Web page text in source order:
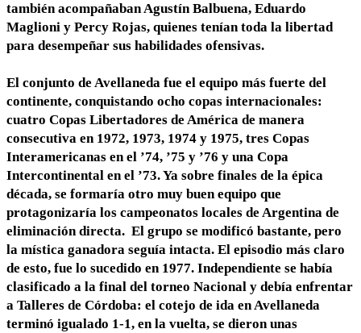
también acompañaban Agustín Balbuena, Eduardo
Maglioni y Percy Rojas, quienes tenían toda la libertad
para desempeñar sus habilidades ofensivas.
El conjunto de Avellaneda fue el equipo más fuerte del
continente, conquistando ocho copas internacionales:
cuatro Copas Libertadores de América de manera
consecutiva en 1972, 1973, 1974 y 1975, tres Copas
Interamericanas en el ’74, ’75 y ’76 y una Copa
Intercontinental en el ’73. Ya sobre finales de la épica
década, se formaría otro muy buen equipo que
protagonizaría los campeonatos locales de Argentina de
eliminación directa. El grupo se modificó bastante, pero
la mística ganadora seguía intacta. El episodio más claro
de esto, fue lo sucedido en 1977. Independiente se había
clasificado a la final del torneo Nacional y debía enfrentar
a Talleres de Córdoba: el cotejo de ida en Avellaneda
terminó igualado 1-1, en la vuelta, se dieron unas